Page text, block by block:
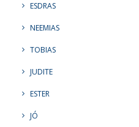
ESDRAS
NEEMIAS
TOBIAS
JUDITE
ESTER
JÓ